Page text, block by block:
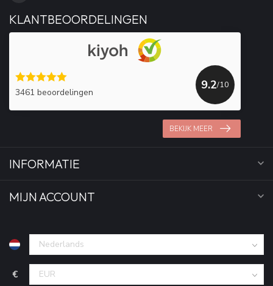
KLANTBEOORDELINGEN
3461 beoordelingen
9.2/10
BEKIJK MEER
INFORMATIE
MIJN ACCOUNT
€